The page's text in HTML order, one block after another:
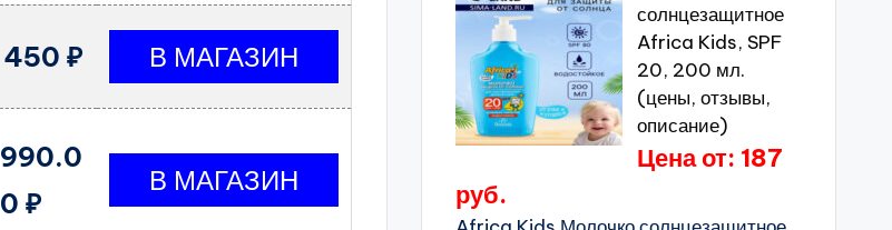
450 ₽
990.0
0 ₽
солнцезащитное
Africa Kids, SPF
20, 200 мл.
(цены, отзывы,
описание)
Цена от: 187
руб.